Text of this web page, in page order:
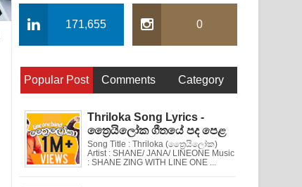
171,655 0
Popular Post Comments Category
Thriloka Song Lyrics -
ත්‍රෛයිලෝක ගීතයේ පද පෙළ
Song Title : Thriloka (ත්‍රෛයිලෝක)
Artist : SHANE/ JANA/ LINEONE Music
: SHANE ZING WITH LINE ONE ...